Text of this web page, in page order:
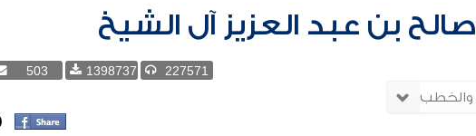
صالح بن عبد العزيز آل الشيخ
227571
1398737
503